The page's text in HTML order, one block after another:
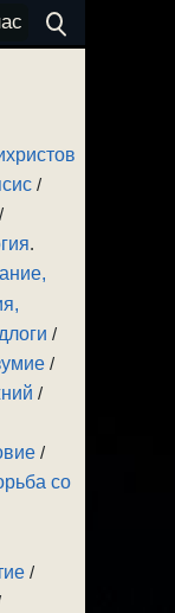
/
/
.
/
/
/
/
со
/